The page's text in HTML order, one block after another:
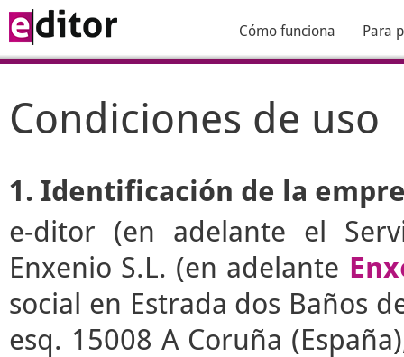
Cómo funciona Para
Condiciones de uso
1. Identificación de la
e-ditor (en adelante el
Enxenio S.L. (en adelante
social en Estrada dos Baños
esq. 15008 A Coruña